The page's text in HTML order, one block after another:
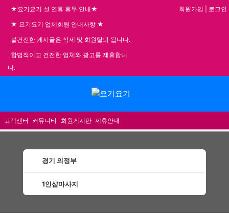
★요기요기 설 연휴 휴무 안내★
★ 요기요기 업체회원 안내사항 ★
불건전한 게시글은 삭제 및 회원탈퇴 됩니다.
합법적이고 건전한 업체와 광고를 제휴합니
다.
회원가입 로그인
고객센터 커뮤니티 회원게시판 제휴안내
경기 의정부
1인샵마사지